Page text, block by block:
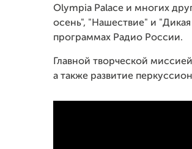
Olympia Palace и многих
осень", "Нашествие" и
программах Радио России.
Главной творческой
а также развитие